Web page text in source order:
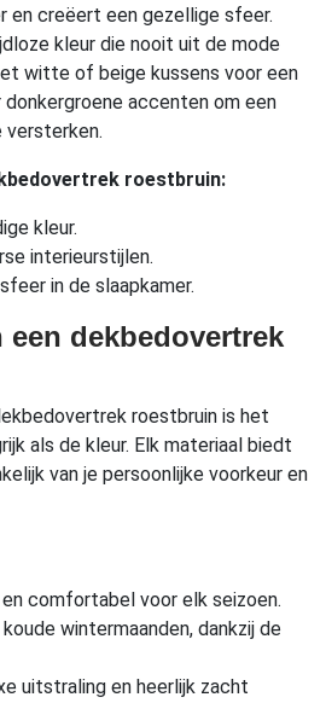
en creëert een gezellige sfeer.
kleur die nooit uit de mode
witte of beige kussens voor een
accenten om een
versterken.
roestbruin:
kleur.
interieurstijlen.
in de slaapkamer.
een dekbedovertrek
roestbruin is het
als de kleur. Elk materiaal biedt
van je persoonlijke voorkeur en
comfortabel voor elk seizoen.
koude wintermaanden, dankzij de
uitstraling en heerlijk zacht